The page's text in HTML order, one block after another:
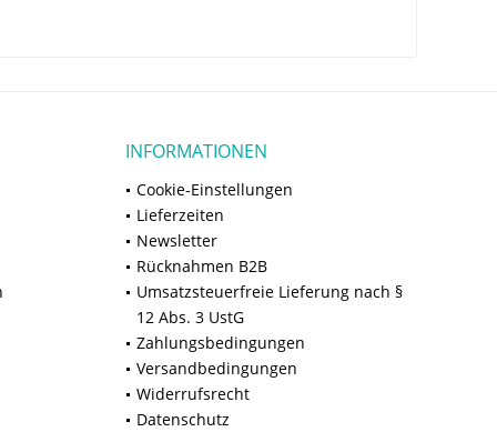
INFORMATIONEN
Cookie-Einstellungen
Lieferzeiten
Newsletter
Rücknahmen B2B
Umsatzsteuerfreie Lieferung nach §
12 Abs. 3 UstG
Zahlungsbedingungen
Versandbedingungen
Widerrufsrecht
Datenschutz